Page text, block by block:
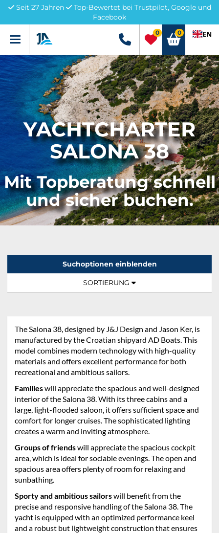
Seit 27 Jahren
Top-Bewertet bei Trustpilot, Google und
Facebook
Menü +49 5741 3222690
0 0 EN
YACHTCHARTER
SALONA 38
Mit Topberatung schnell
und sicher buchen.
Suchoptionen einblenden
TOGGLE NAVIGATION
SORTIERUNG
The Salona 38, designed by J&J Design and Jason Ker, is
manufactured by the Croatian shipyard AD Boats. This
model combines modern technology with high-quality
materials and offers excellent performance for both
recreational and ambitious sailors.
Familieswill appreciate the spacious and well-designed
interior of the Salona 38. With its three cabins and a
large, light-flooded saloon, it offers sufficient space and
comfort for longer cruises. The sophisticated lighting
creates a warm and inviting atmosphere.
Groups of friendswill appreciate the spacious cockpit
area, which is ideal for sociable evenings. The open and
spacious area offers plenty of room for relaxing and
sunbathing.
Sporty and ambitious sailorswill benefit from the
precise and responsive handling of the Salona 38. The
yacht is equipped with an optimized performance keel
and a robust but lightweight construction that ensures